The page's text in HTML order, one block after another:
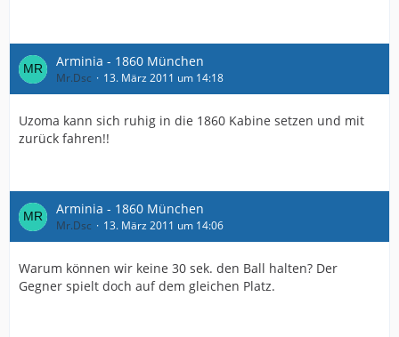
Arminia - 1860 München
Mr.Dsc 13. März 2011 um 14:18
Uzoma kann sich ruhig in die 1860 Kabine setzen und mit
zurück fahren!!
Arminia - 1860 München
Mr.Dsc 13. März 2011 um 14:06
Warum können wir keine 30 sek. den Ball halten? Der
Gegner spielt doch auf dem gleichen Platz.